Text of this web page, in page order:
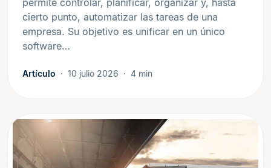
cierto punto, automatizar las tareas de una
empresa. Su objetivo es unificar en un único
software…
Artículo 10 julio 2026 4 min